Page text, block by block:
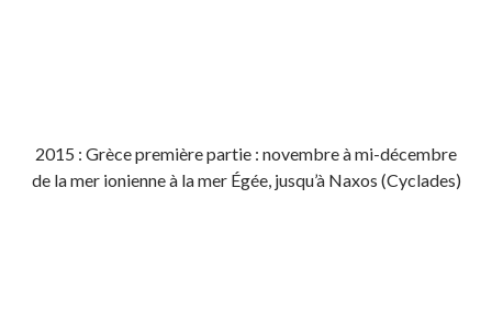
2015 : Grèce première partie : novembre à mi-décembre
de la mer ionienne à la mer Égée, jusqu’à Naxos (Cyclades)